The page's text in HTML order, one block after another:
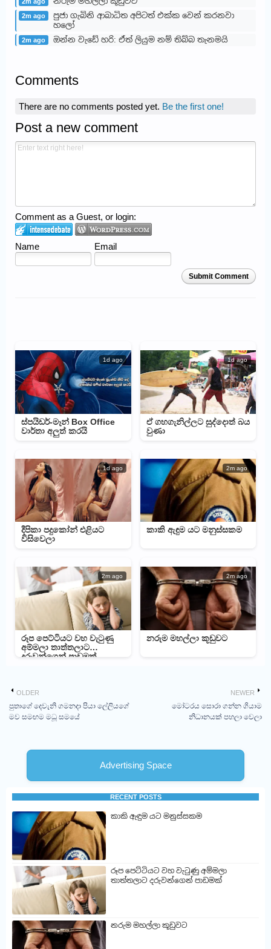
2m ago
පුජා ගැබිනි ආබාධිත අපිටත් එක්ක වෙන් කරනවා
හලෝ
2m ago ඔන්න වැඩේ හරි: ඒත් ලියුම නම් තිබ්බ තැනමයි
Comments
There are no comments posted yet. Be the first one!
Post a new comment
Comment as a Guest, or login:
Name Email
Submit Comment
1d ago
ස්පයිඩර්-මෑන් Box Office
වාර්තා අලුත් කරයි
1d ago
ඒ ගහගැනිල්ලට සුද්දොත් බය
වුණා
1d ago
දීපිකා පදුකෝන් එළියට
විසිවෙලා
2m ago
කාකි ඇඳුම යට මනුස්සකම
2m ago
රූප පෙට්ටියට වහ වැටුණු
අම්මලා තාත්තලාට
දරුවන්ගෙන් පාඩමක්
2m ago
නරුම මහල්ලා කූඩුවට
NEWER
මෝටරය සොරා ගන්න ගියාම
නිධානයක් පහලා වෙලා
OLDER
පුතාගේ දෙවැනි ගමනදා පියා ලේලියගේ
මව සමඟම මධූ සමයේ
Advertising Space
RECENT POSTS
කාකි ඇඳුම යට මනුස්සකම
රූප පෙට්ටියට වහ වැටුණු අම්මලා
තාත්තලාට දරුවන්ගෙන් පාඩමක්
නරුම මහල්ලා කූඩුවට